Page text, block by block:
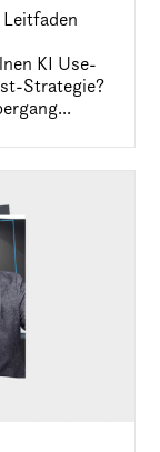
KI Use-
Strategie?